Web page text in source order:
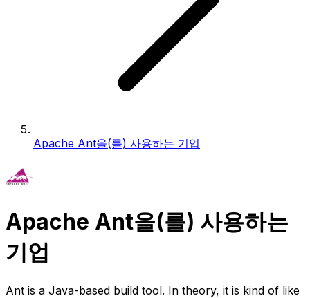
Apache Ant을(를) 사용하는 기업
Apache Ant을(를) 사용하는
기업
Ant is a Java-based build tool. In theory, it is kind of like